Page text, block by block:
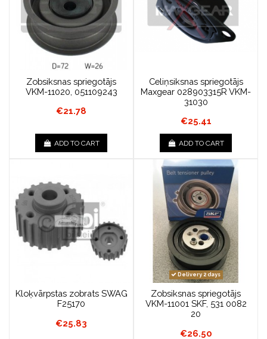
Zobsiksnas spriegotājs
VKM-11020, 051109243
€21.78
ADD TO CART
Celiņsiksnas spriegotājs
Maxgear 028903315R VKM-
31030
€25.41
ADD TO CART
Kloķvārpstas zobrats SWAG
F25170
€25.83
Delivery 2 days
Zobsiksnas spriegotājs
VKM-11001 SKF, 531 0082
20
€26.50